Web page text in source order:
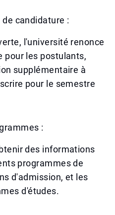
candidature :
l'université renonce
pour les postulants,
supplémentaire à
pour le semestre
:
des informations
programmes de
d'admission, et les
d'études.